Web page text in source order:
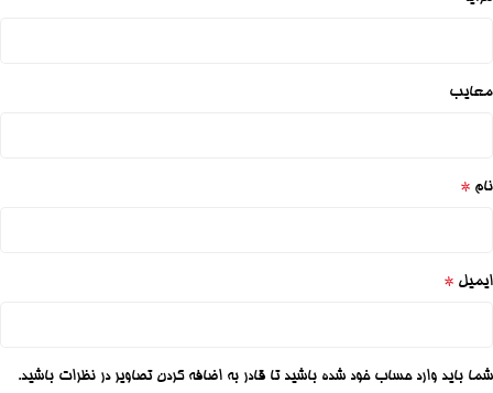
معایب
نام *
ایمیل *
شما باید وارد حساب خود شده باشید تا قادر به اضافه کردن تصاویر در نظرات باشید.